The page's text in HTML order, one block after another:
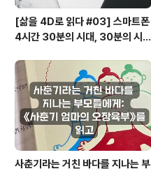
[삶을 4D로 읽다 #03] 스마트폰
4시간 30분의 시대, 30분의 시간
사춘기라는 거친 바다를 지나는 부